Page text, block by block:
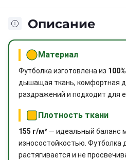
Описание
Материал
Футболка изготовлена из
дышащая ткань, комфортная
раздражений и подходит для
Плотность ткани
155 г/м² — идеальный баланс
износостойкостью. Футболка
растягивается и не